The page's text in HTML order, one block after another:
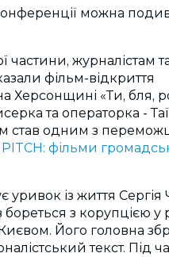
можна
частини, журналістам
фільм-відкриття
Херсонщині «Ти, бля,
та операторка -
став одним з
PITCH: фільми
уривок із життя Сергія
бореться з корупцією у
Києвом. Його головна
текст. Під